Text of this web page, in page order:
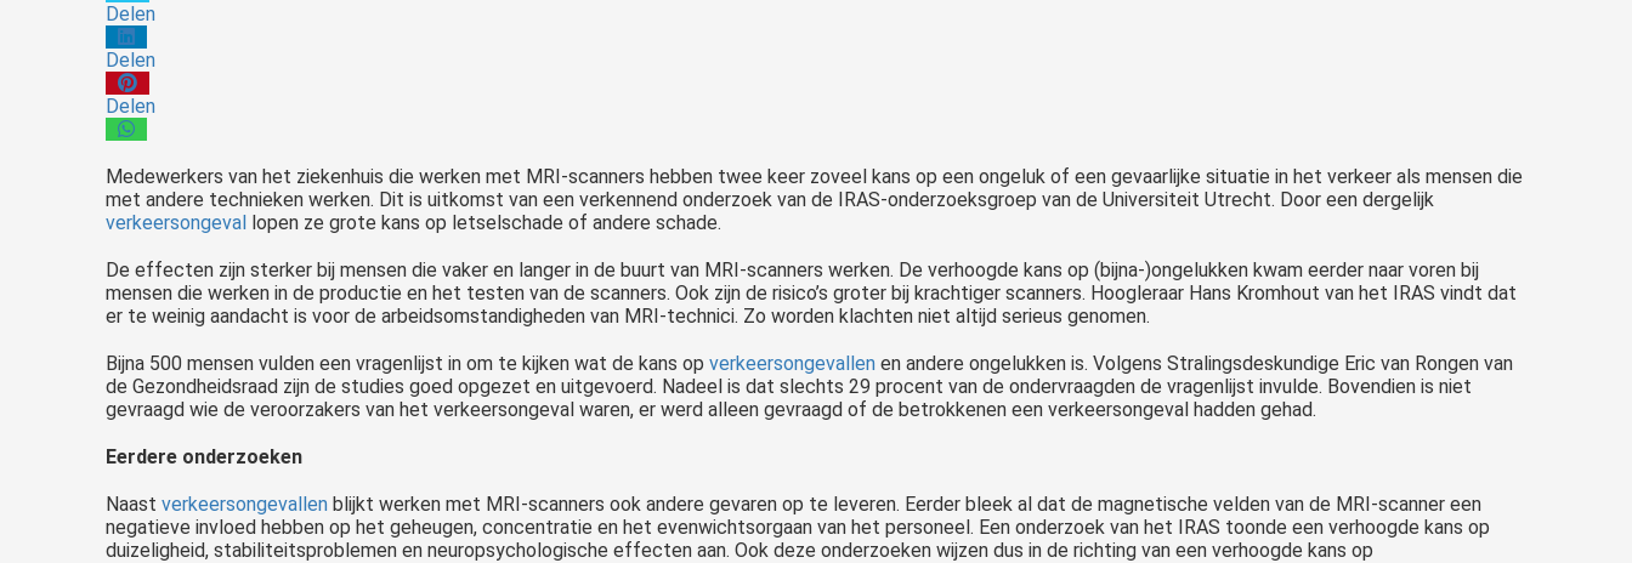
Delen
Delen
Delen
Medewerkers van het ziekenhuis die werken met MRI-scanners hebben twee keer zoveel kans op een ongeluk of een gevaarlijke situatie in het verkeer als mensen die
met andere technieken werken. Dit is uitkomst van een verkennend onderzoek van de IRAS-onderzoeksgroep van de Universiteit Utrecht. Door een dergelijk
verkeersongeval lopen ze grote kans op letselschade of andere schade.
De effecten zijn sterker bij mensen die vaker en langer in de buurt van MRI-scanners werken. De verhoogde kans op (bijna-)ongelukken kwam eerder naar voren bij
mensen die werken in de productie en het testen van de scanners. Ook zijn de risico’s groter bij krachtiger scanners. Hoogleraar Hans Kromhout van het IRAS vindt dat
er te weinig aandacht is voor de arbeidsomstandigheden van MRI-technici. Zo worden klachten niet altijd serieus genomen.
Bijna 500 mensen vulden een vragenlijst in om te kijken wat de kans op verkeersongevallen en andere ongelukken is. Volgens Stralingsdeskundige Eric van Rongen van
de Gezondheidsraad zijn de studies goed opgezet en uitgevoerd. Nadeel is dat slechts 29 procent van de ondervraagden de vragenlijst invulde. Bovendien is niet
gevraagd wie de veroorzakers van het verkeersongeval waren, er werd alleen gevraagd of de betrokkenen een verkeersongeval hadden gehad.
Eerdere onderzoeken
Naast verkeersongevallen blijkt werken met MRI-scanners ook andere gevaren op te leveren. Eerder bleek al dat de magnetische velden van de MRI-scanner een
negatieve invloed hebben op het geheugen, concentratie en het evenwichtsorgaan van het personeel. Een onderzoek van het IRAS toonde een verhoogde kans op
duizeligheid, stabiliteitsproblemen en neuropsychologische effecten aan. Ook deze onderzoeken wijzen dus in de richting van een verhoogde kans op